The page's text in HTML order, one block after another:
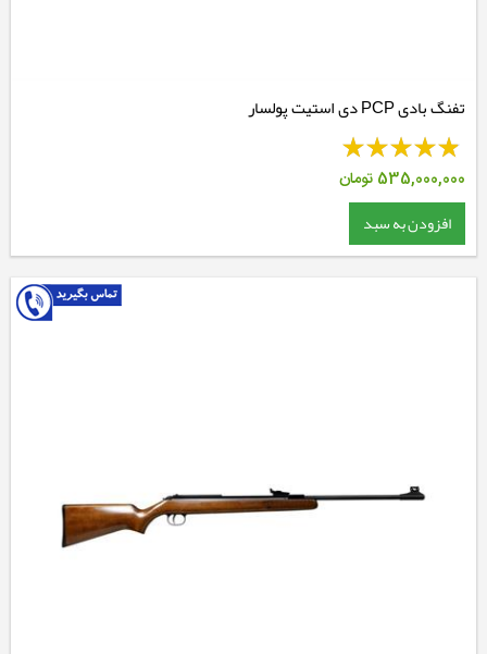
تفنگ بادی PCP دی استیت پولسار
535,000,000 تومان
افزودن به سبد